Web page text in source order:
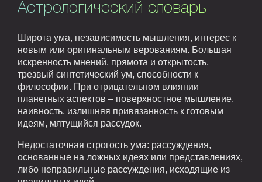
Астрологический словарь
Широта ума, независимость мышления, интерес к
новым или оригинальным верованиям. Большая
искренность мнений, прямота и открытость,
трезвый синтетический ум, способности к
философии. При отрицательном влиянии
планетных аспектов – поверхностное мышление,
наивность, излишняя привязанность к готовым
идеям, мятущийся рассудок.
Недостаточная строгость ума: рассуждения,
основанные на ложных идеях или представлениях,
либо неправильные рассуждения, исходящие из